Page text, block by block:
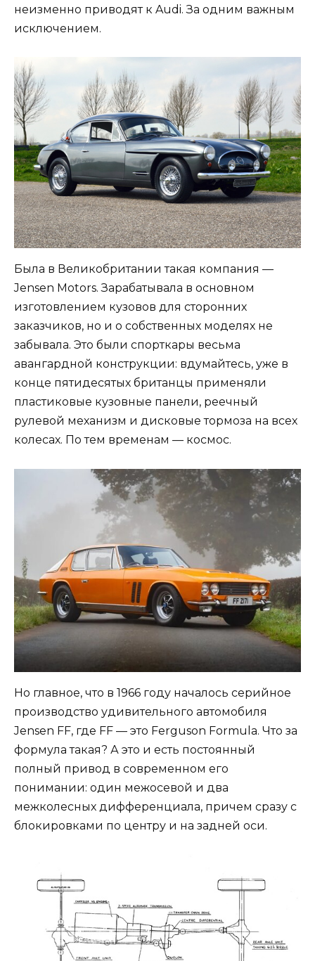
неизменно приводят к Audi. За одним важным
исключением.
Была в Великобритании такая компания —
Jensen Motors. Зарабатывала в основном
изготовлением кузовов для сторонних
заказчиков, но и о собственных моделях не
забывала. Это были спорткары весьма
авангардной конструкции: вдумайтесь, уже в
конце пятидесятых британцы применяли
пластиковые кузовные панели, реечный
рулевой механизм и дисковые тормоза на всех
колесах. По тем временам — космос.
Но главное, что в 1966 году началось серийное
производство удивительного автомобиля
Jensen FF, где FF — это Ferguson Formula. Что за
формула такая? А это и есть постоянный
полный привод в современном его
понимании: один межосевой и два
межколесных дифференциала, причем сразу с
блокировками по центру и на задней оси.